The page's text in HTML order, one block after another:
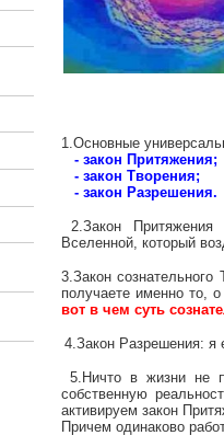
1.Основные
- закон Притяжения;
- закон Творения;
- закон Разрешения.
2.Закон
Вселенной, который
3.Закон
получаете именно то,
вот в чем суть
4.Закон Разрешения: я
5.Ничто в жизни не
собственную
активируем закон
Причем одинаково